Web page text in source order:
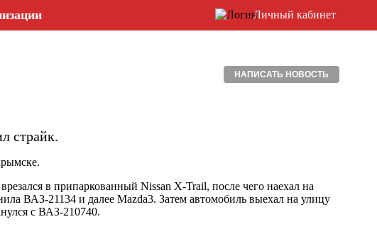
Личный кабинет
НАПИСАТЬ НОВОСТЬ
страйк.
в припаркованный Nissan X-Trail, после чего наехал на
ВАЗ-21134 и далее Mazda3. Затем автомобиль выехал на улицу
с ВАЗ-210740.